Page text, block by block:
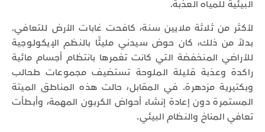
البيئية للمياه العذبة.
لأكثر من ثلاثة ملايين سنة، كافحت غابات الأرض للتعافي.
بدلاً من ذلك، كان حوض سيدني مليئًا بالنظم الإيكولوجية
للأراضي المنخفضة التي كانت تغمرها بانتظام أجسام مائية
راكدة وعذبة قليلة الملوحة تستضيف مجموعات طحالب
وبكتيرية مزدهرة. في المقابل، حالت هذه المناطق الميتة
المستمرة دون إعادة إنشاء أحواض الكربون المهمة، وأبطأت
تعافي المناخ والنظام البيئي.